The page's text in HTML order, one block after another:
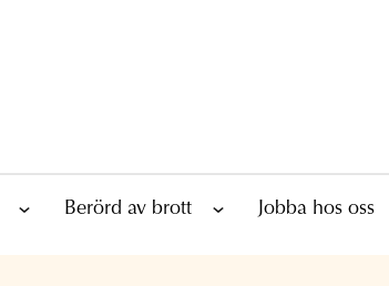
Berörd av brott Jobba hos oss